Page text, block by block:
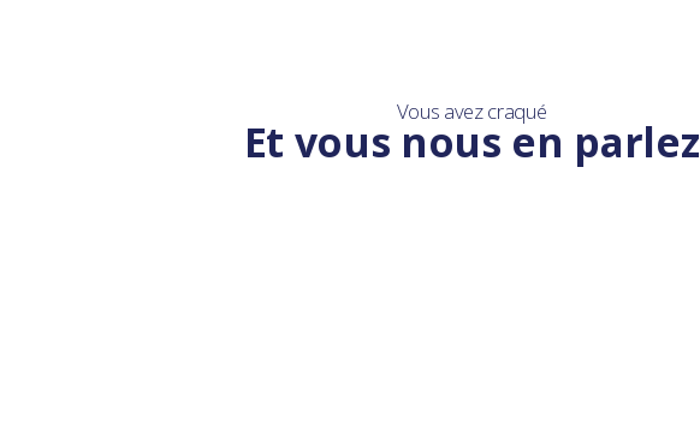
Vous avez craqué
Et vous nous en parlez